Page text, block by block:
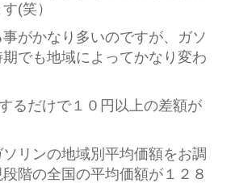
(笑）
がかなり多いのですが、ガソ
でも地域によってかなり変わ
るだけで１０円以上の差額が
リンの地域別平均価額をお調
階の全国の平均価額が１２８